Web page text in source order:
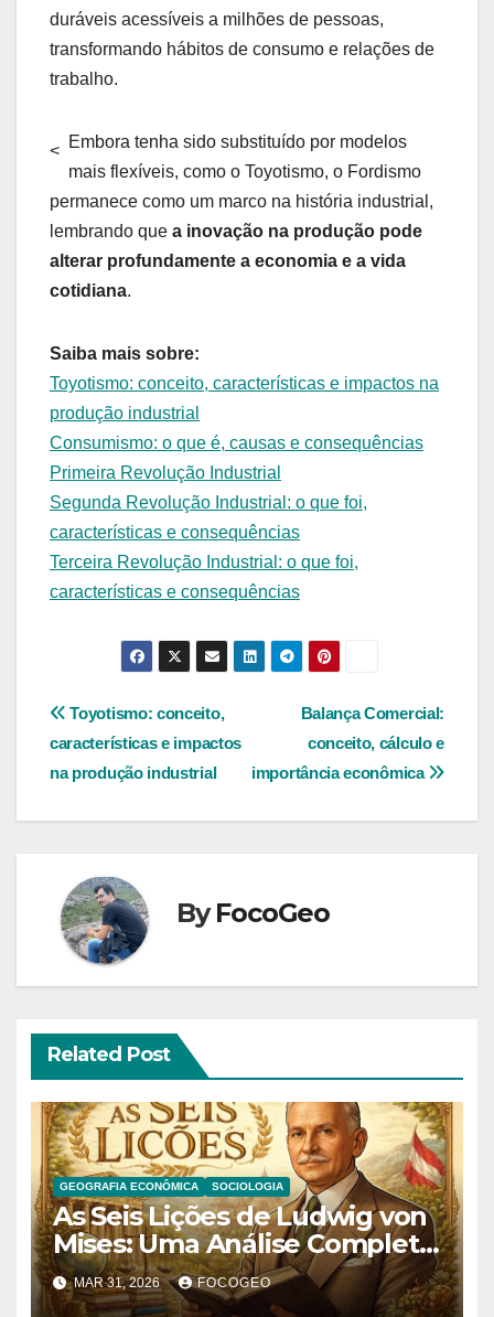
duráveis acessíveis a milhões de pessoas,
transformando hábitos de consumo e relações de
trabalho.
< Embora tenha sido substituído por modelos
mais flexíveis, como o Toyotismo, o Fordismo
permanece como um marco na história industrial,
lembrando que a inovação na produção pode
alterar profundamente a economia e a vida
cotidiana.
Saiba mais sobre:
Toyotismo: conceito, características e impactos na
produção industrial
Consumismo: o que é, causas e consequências
Primeira Revolução Industrial
Segunda Revolução Industrial: o que foi,
características e consequências
Terceira Revolução Industrial: o que foi,
características e consequências
Navegação
de
Post
Balança Comercial:
conceito, cálculo e
importância econômica
Toyotismo: conceito,
características e impactos
na produção industrial
ByFocoGeo
Related Post
GEOGRAFIA ECONÔMICA SOCIOLOGIA
As Seis Lições de Ludwig von
Mises: Uma Análise Completa
das Ideias Fundamentais do
Liberalismo Econômico
MAR 31, 2026 FOCOGEO